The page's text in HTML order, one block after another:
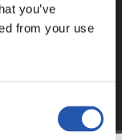
you’ve
from your use
y disfruta de
ti.